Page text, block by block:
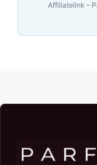
Affiliatelink –